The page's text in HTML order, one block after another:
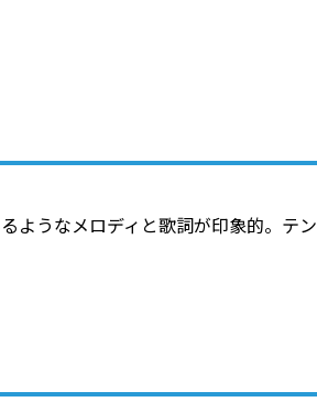
ようなメロディと歌詞が印象的。テン